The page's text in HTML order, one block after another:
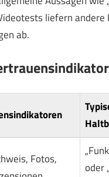
liefern
ab.
Fotos,
oder